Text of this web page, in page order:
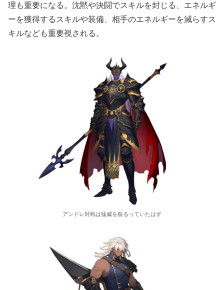
理も重要になる。沈黙や決闘でスキルを封じる、エネルギ
ーを獲得するスキルや装備、相手のエネルギーを減らすス
キルなども重要視される。
アンドレ対戦は猛威を振るっていたはず